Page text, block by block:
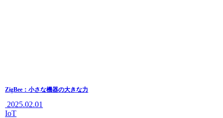
ZigBee：小さな機器の大きな力
2025.02.01
IoT